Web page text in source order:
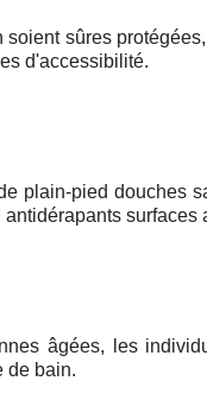
sûres
d'accessibilité.
plain-pied douches
surfaces
âgées, les
de bain.